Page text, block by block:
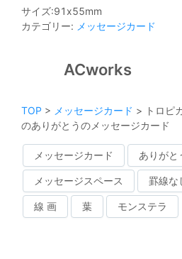
サイズ:91 x55mm
カテゴリー: メッセージカード
ACworks
TOP > メッセージカード > トロピ
のありがとうのメッセージカード
メッセージカード ありがと
メッセージスペース 罫線な
線 画 葉 モンステラ